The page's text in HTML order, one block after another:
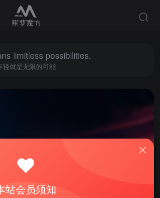
limitless possibilities.
轻就是无限的可能
站会员须知